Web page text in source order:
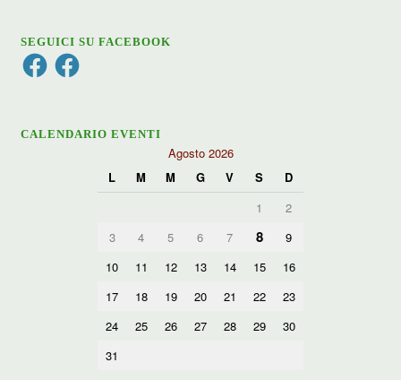
SEGUICI SU FACEBOOK
FacebookFacebook
CALENDARIO EVENTI
Agosto 2026
L
M M G V S
D
1
2
3
4 5 6 7 8
9
10
11 12 13 14 15
16
17
18 19 20 21 22
23
24
25 26 27 28 29
30
31